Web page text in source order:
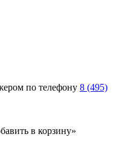
по телефону 8 (495)
в корзину»